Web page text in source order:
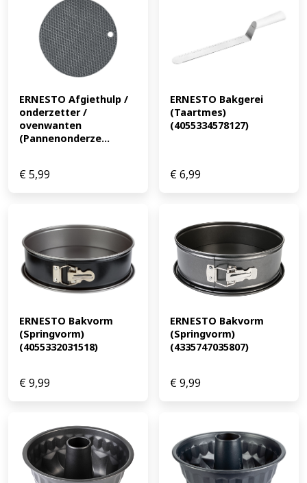
ERNESTO Afgiethulp /
onderzetter /
ovenwanten
(Pannenonderze...
€5,99
ERNESTO Bakgerei
(Taartmes)
(4055334578127)
€6,99
ERNESTO Bakvorm
(Springvorm)
(4055332031518)
€9,99
ERNESTO Bakvorm
(Springvorm)
(4335747035807)
€9,99